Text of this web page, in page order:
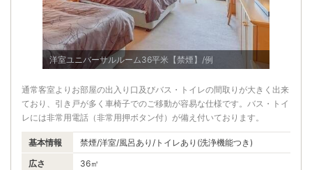
洋室ユニバーサルルーム36平米【禁煙】/例
通常客室よりお部屋の出入り口及びバス・トイレの間取りが大きく出来
ており、引き戸が多く車椅子でのご移動が容易な仕様です。バス・トイ
レには非常用電話（非常用押ボタン付）が備え付いております。
基本情報
禁煙/洋室/風呂あり/トイレあり(洗浄機能つき)
広さ
36㎡